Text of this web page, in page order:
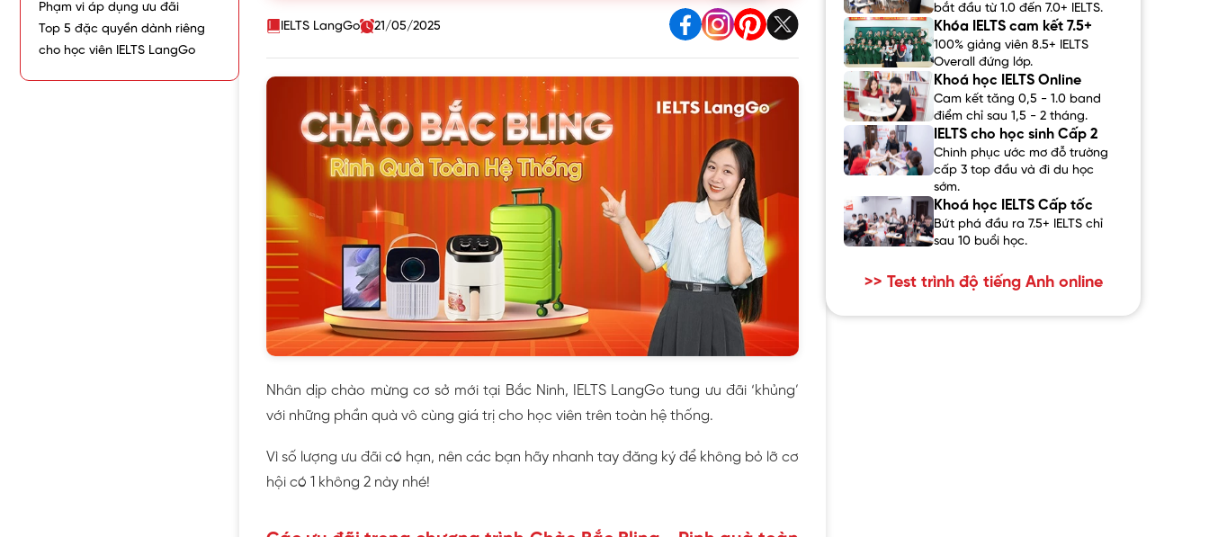
Phạm vi áp dụng ưu đãi
Top 5 đặc quyền dành riêng
cho học viên IELTS LangGo
IELTS LangGo 21/05/2025
Nhân dịp chào mừng cơ sở mới tại Bắc Ninh, IELTS LangGo tung ưu đãi ‘khủng’
với những phần quà vô cùng giá trị cho học viên trên toàn hệ thống.
Vì số lượng ưu đãi có hạn, nên các bạn hãy nhanh tay đăng ký để không bỏ lỡ cơ
hội có 1 không 2 này nhé!
bắt đầu từ 1.0 đến 7.0+ IELTS.
Khóa IELTS cam kết 7.5+
100% giảng viên 8.5+ IELTS
Overall đứng lớp.
Khoá học IELTS Online
Cam kết tăng 0,5 - 1.0 band
điểm chỉ sau 1,5 - 2 tháng.
IELTS cho học sinh Cấp 2
Chinh phục ước mơ đỗ trường
cấp 3 top đầu và đi du học
sớm.
Khoá học IELTS Cấp tốc
Bứt phá đầu ra 7.5+ IELTS chỉ
sau 10 buổi học.
>> Test trình độ tiếng Anh online